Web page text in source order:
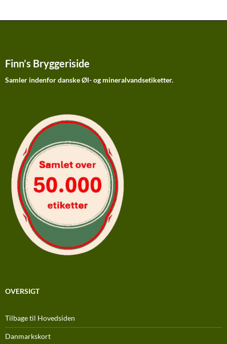
Finn’s Bryggeriside
Samler indenfor danske Øl- og mineralvandsetiketter.
OVERSIGT
Tilbage til Hovedsiden
Danmarkskort